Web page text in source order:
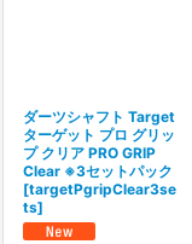
ダーツシャフト Target
ターゲット プロ グリッ
プ クリア PRO GRIP
Clear ※3セットパック
[targetPgripClear3se
ts]